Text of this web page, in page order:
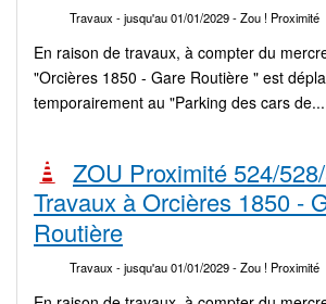
Travaux - jusqu'au 01/01/2029- Zou ! Proximité
En raison de travaux, à compter du
"Orcières 1850 - Gare Routière " est
temporairement au "Parking des cars de...
ZOU Proximité 524/
Travaux à Orcières 1850 -
Routière
Travaux - jusqu'au 01/01/2029- Zou ! Proximité